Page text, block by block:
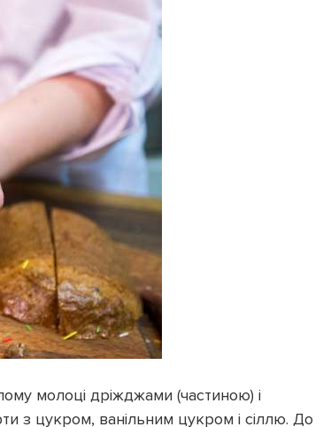
молоці дріжджами (частиною) і
з цукром, ванільним цукром і сіллю. До